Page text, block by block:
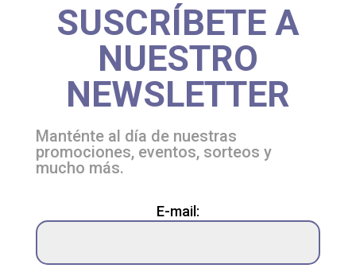
SUSCRÍBETE A
NUESTRO
NEWSLETTER
Manténte al día de nuestras
promociones, eventos, sorteos y
mucho más.
leave
this
field
E-mail: